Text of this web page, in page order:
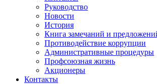
Руководство
Новости
История
Книга замечаний и
Противодействие коррупции
Административные процедуры
Профсоюзная жизнь
Акционеры
Контакты